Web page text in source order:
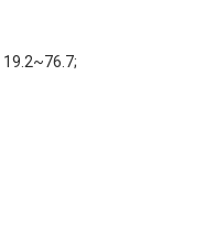
19.2~76.7;